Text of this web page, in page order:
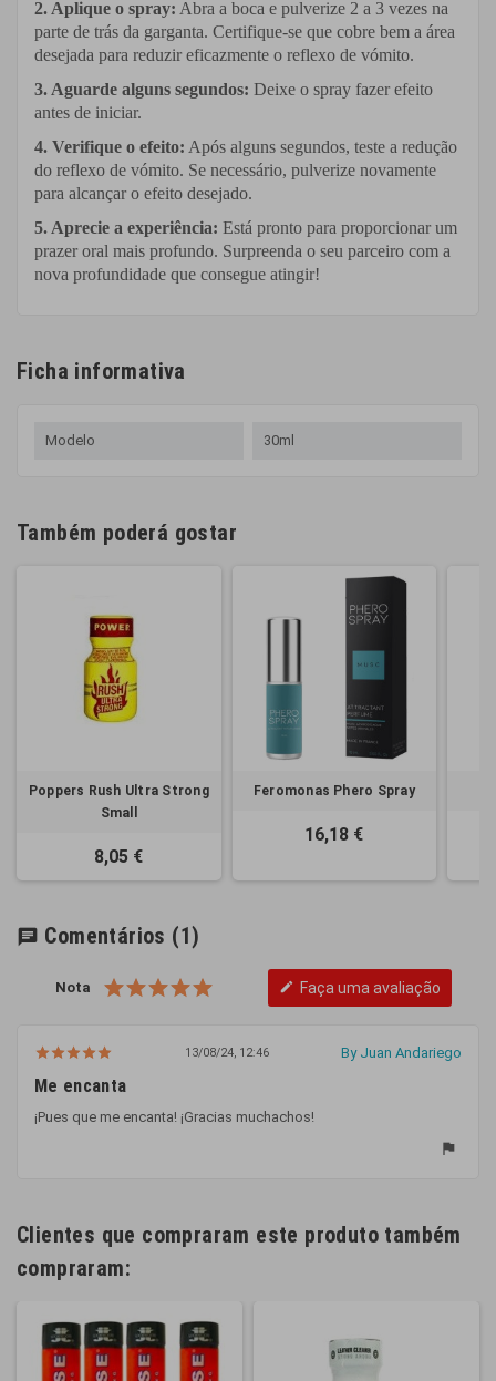
2. Aplique o spray: Abra a boca e pulverize 2 a 3 vezes na
parte de trás da garganta. Certifique-se que cobre bem a área
desejada para reduzir eficazmente o reflexo de vómito.
3. Aguarde alguns segundos: Deixe o spray fazer efeito
antes de iniciar.
4. Verifique o efeito: Após alguns segundos, teste a redução
do reflexo de vómito. Se necessário, pulverize novamente
para alcançar o efeito desejado.
5. Aprecie a experiência: Está pronto para proporcionar um
prazer oral mais profundo. Surpreenda o seu parceiro com a
nova profundidade que consegue atingir!
Ficha informativa
Modelo 30ml
Também poderá gostar
Poppers Rush Ultra Strong
Small
8,05 €
Feromonas Phero Spray
16,18 €
chat Comentários (1)
Nota edit Faça uma avaliação
13/08/24, 12:46 By Juan Andariego
Me encanta
¡Pues que me encanta! ¡Gracias muchachos!
flag
Clientes que compraram este produto também
compraram: